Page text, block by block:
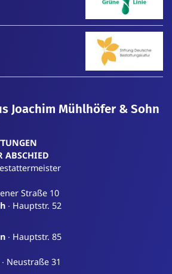
Joachim Mühlhöfer & Sohn
ABSCHIED
Straße 10
∙ Hauptstr. 52
∙ Hauptstr. 85
∙ Neustraße 31